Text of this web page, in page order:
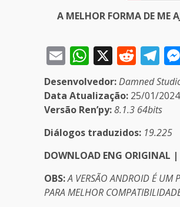
A MELHOR FORMA DE ME
EmailWhatsApp
X
Desenvolvedor:Damned
Data Atualização: 25/01/2024
Versão Ren’py:8.1.3 64bits
Diálogos traduzidos: 19.225
DOWNLOAD ENG ORIGINAL |
OBS:A VERSÃO ANDROID É UM
PARA MELHOR